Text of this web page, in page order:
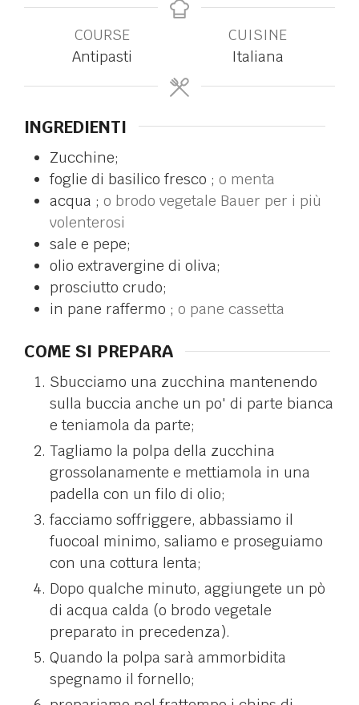
COURSE
Antipasti
CUISINE
Italiana
INGREDIENTI
Zucchine;
foglie di basilico fresco ; o menta
acqua ; o brodo vegetale Bauer per i più
volenterosi
sale e pepe;
olio extravergine di oliva;
prosciutto crudo;
in pane raffermo ; o pane cassetta
COME SI PREPARA
Sbucciamo una zucchina mantenendo
sulla buccia anche un po' di parte bianca
e teniamola da parte;
Tagliamo la polpa della zucchina
grossolanamente e mettiamola in una
padella con un filo di olio;
facciamo soffriggere, abbassiamo il
fuocoal minimo, saliamo e proseguiamo
con una cottura lenta;
Dopo qualche minuto, aggiungete un pò
di acqua calda (o brodo vegetale
preparato in precedenza).
Quando la polpa sarà ammorbidita
spegnamo il fornello;